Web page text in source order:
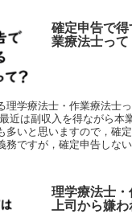
確定申告で
業療法士って
理学療法士・作業療法士
近は副収入を得ながら本
多いと思いますので，確
務ですが，確定申告しな
理学療法士
上司から嫌